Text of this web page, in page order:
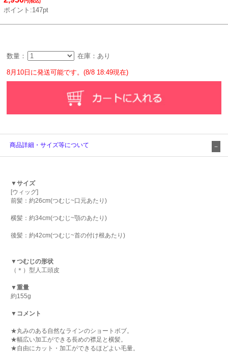
円(税込)
ポイント:147pt
数量： 在庫：あり
8月10日に発送可能です。(8/8 18:49現在)
商品詳細・サイズ等について
▼サイズ
[ウィッグ]
前髪：約26cm(つむじ~口元あたり)
横髪：約34cm(つむじ~顎のあたり)
後髪：約42cm(つむじ~首の付け根あたり)
▼つむじの形状
（＊）型人工頭皮
▼重量
約155g
▼コメント
★丸みのある自然なラインのショートボブ。
★幅広い加工ができる長めの襟足と横髪。
★自由にカット・加工ができるほどよい毛量。